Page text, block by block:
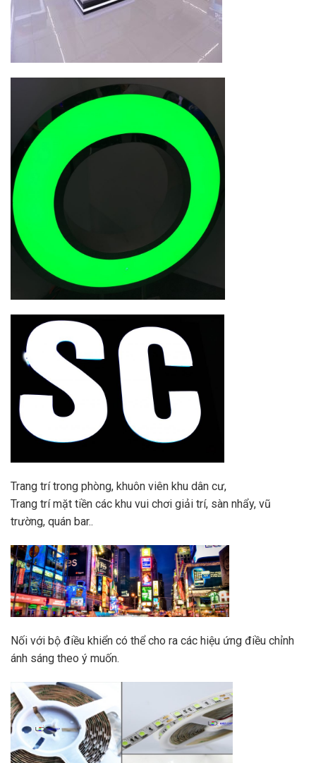
Trang trí trong phòng, khuôn viên khu dân cư,
Trang trí mặt tiền các khu vui chơi giải trí, sàn nhẩy, vũ
trường, quán bar..
Nối với bộ điều khiển có thể cho ra các hiệu ứng điều chỉnh
ánh sáng theo ý muốn.